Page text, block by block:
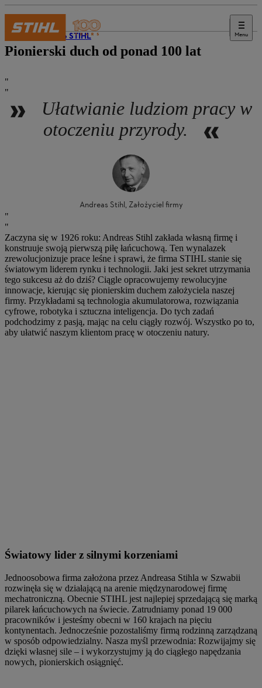
Menu
O firmie STIHL
Pionierski duch od ponad 100 lat
Ułatwianie ludziom pracy w
otoczeniu przyrody.
Andreas Stihl, Założyciel firmy
Zaczyna się w 1926 roku: Andreas Stihl zakłada własną firmę i
konstruuje swoją pierwszą piłę łańcuchową. Ten wynalazek
zrewolucjonizuje prace leśne i sprawi, że firma STIHL stanie się
światowym liderem rynku i technologii. Jaki jest sekret utrzymania
tego sukcesu aż do dziś? Ciągle opracowujemy rewolucyjne
innowacje, kierując się pionierskim duchem założyciela naszej
firmy. Przykładami są technologia akumulatorowa, rozwiązania
cyfrowe, robotyka i sztuczna inteligencja. Do tych zadań
podchodzimy z pasją, mając na celu ciągły rozwój. Wszystko po to,
aby ułatwić naszym klientom pracę w otoczeniu natury.
Światowy lider z silnymi korzeniami
Jednoosobowa firma założona przez Andreasa Stihla w Szwabii
rozwinęła się w działającą na arenie międzynarodowej firmę
mechatroniczną. Obecnie STIHL jest najlepiej sprzedającą się marką
pilarek łańcuchowych na świecie. Zatrudniamy ponad 19 000
pracowników i jesteśmy obecni w 160 krajach na pięciu
kontynentach. Jednocześnie pozostaliśmy firmą rodzinną zarządzaną
w sposób odpowiedzialny. Nasza myśl przewodnia: Rozwijajmy się
dzięki własnej sile – i wykorzystujmy ją do ciągłego napędzania
nowych, pionierskich osiągnięć.